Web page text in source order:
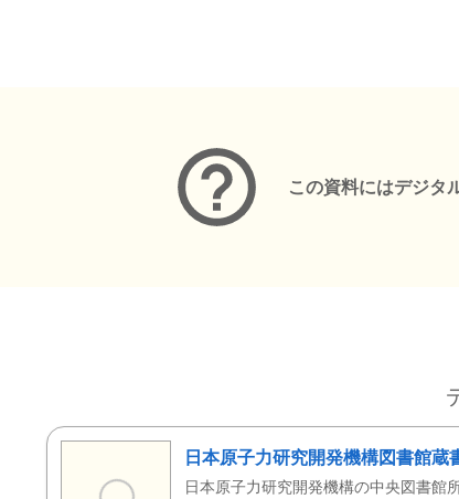
この資料にはデジタ
日本原子力研究開発機構図書館蔵
日本原子力研究開発機構の中央図書館